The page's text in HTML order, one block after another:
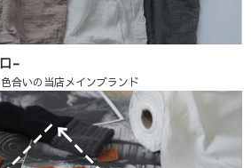
-
合いの当店メインブランド